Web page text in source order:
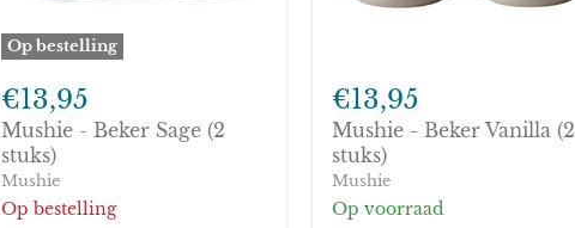
Op bestelling
-
Beker
Sage
(2
stuks)
€13,95
Mushie - Beker Sage (2
stuks)
Mushie
Op bestelling
-
Beker
Vanilla
(2
stuks)
€13,95
Mushie - Beker Vanilla (2
stuks)
Mushie
Op voorraad